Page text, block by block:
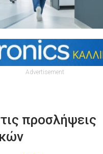
Advertisement
προσλήψεις